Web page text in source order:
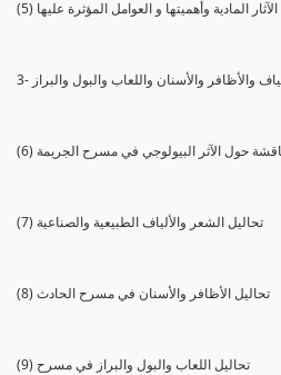
الآثار المادية وأهميتها و العوامل المؤثرة عليها
والأظافر والأسنان واللعاب والبول والبراز
مناقشة حول الآثر البيولوجي في مسرح الجريمة
(7) تحاليل الشعر والألياف الطبيعية والصناعية
(8) تحاليل الأظافر والأسنان في مسرح الحادث
(9) تحاليل اللعاب والبول والبراز في مسرح